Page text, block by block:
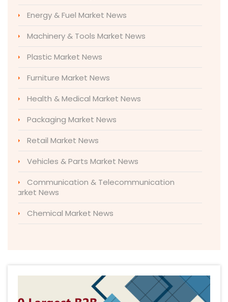
Energy & Fuel Market News
Machinery & Tools Market News
Plastic Market News
Furniture Market News
Health & Medical Market News
Packaging Market News
Retail Market News
Vehicles & Parts Market News
Communication & Telecommunication
Market News
Chemical Market News